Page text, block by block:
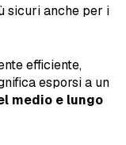
sicuri anche per i
efficiente,
esporsi a un
medio e lungo